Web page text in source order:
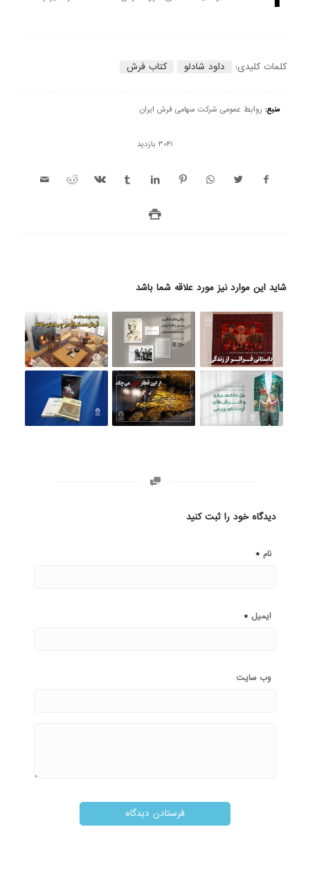
کلمات کلیدی: داود شادلو کتاب فرش
منبع: روابط عمومی شرکت سهامی فرش ایران
3041 بازدید
شاید این موارد نیز مورد علاقه شما باشد
دیدگاه خود را ثبت کنید
نام *
ایمیل *
وب‌ سایت